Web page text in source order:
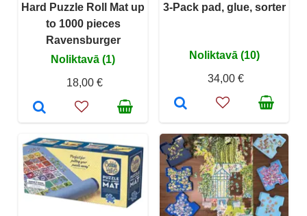
Hard Puzzle Roll Mat up
to 1000 pieces
Ravensburger
Noliktavā (1)
18,00 €
3-Pack pad, glue, sorter
Noliktavā (10)
34,00 €